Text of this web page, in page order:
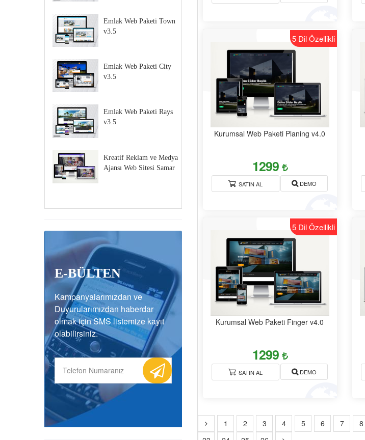
Emlak Web Paketi Town
v3.5
Emlak Web Paketi City
v3.5
Emlak Web Paketi Rays
v3.5
Kreatif Reklam ve Medya
Ajansı Web Sitesi Samar
Çatı İzolasyon Firması
Web Sitesi Roofex
Gayrimenkul İnşaat Web
Paketi Learning
E-BÜLTEN
Kampanyalarımızdan ve
Duyurularımızdan haberdar
olmak için SMS listemize kayıt
olabilirsiniz.
5 Dil Özellikli
Kurumsal Web Paketi Planing v4.0
1299
SATIN AL DEMO
5 Dil Özellikli
Kurumsal Web Paketi Finger v4.0
1299
SATIN AL DEMO
1 2 3 4 5 6 7 8